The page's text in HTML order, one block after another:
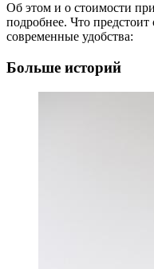
Об этом и о стоимости
подробнее. Что
современные удобства:
Больше историй